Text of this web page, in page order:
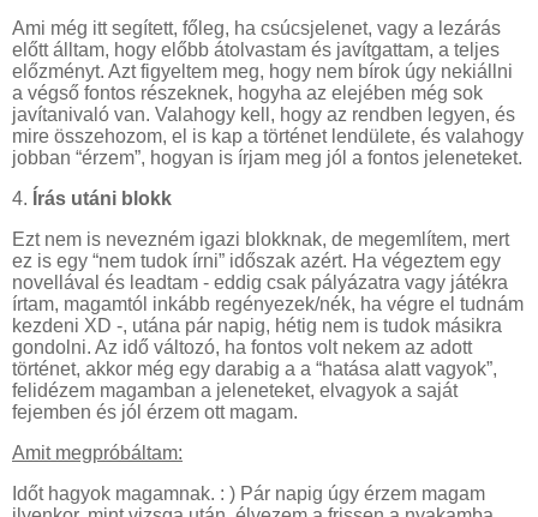
Ami még itt segített, főleg, ha csúcsjelenet, vagy a lezárás
előtt álltam, hogy előbb átolvastam és javítgattam, a teljes
előzményt. Azt figyeltem meg, hogy nem bírok úgy nekiállni
a végső fontos részeknek, hogyha az elejében még sok
javítanivaló van. Valahogy kell, hogy az rendben legyen, és
mire összehozom, el is kap a történet lendülete, és valahogy
jobban “érzem”, hogyan is írjam meg jól a fontos jeleneteket.
4. Írás utáni blokk
Ezt nem is nevezném igazi blokknak, de megemlítem, mert
ez is egy “nem tudok írni” időszak azért. Ha végeztem egy
novellával és leadtam - eddig csak pályázatra vagy játékra
írtam, magamtól inkább regényezek/nék, ha végre el tudnám
kezdeni XD -, utána pár napig, hétig nem is tudok másikra
gondolni. Az idő változó, ha fontos volt nekem az adott
történet, akkor még egy darabig a a “hatása alatt vagyok”,
felidézem magamban a jeleneteket, elvagyok a saját
fejemben és jól érzem ott magam.
Amit megpróbáltam:
Időt hagyok magamnak. : ) Pár napig úgy érzem magam